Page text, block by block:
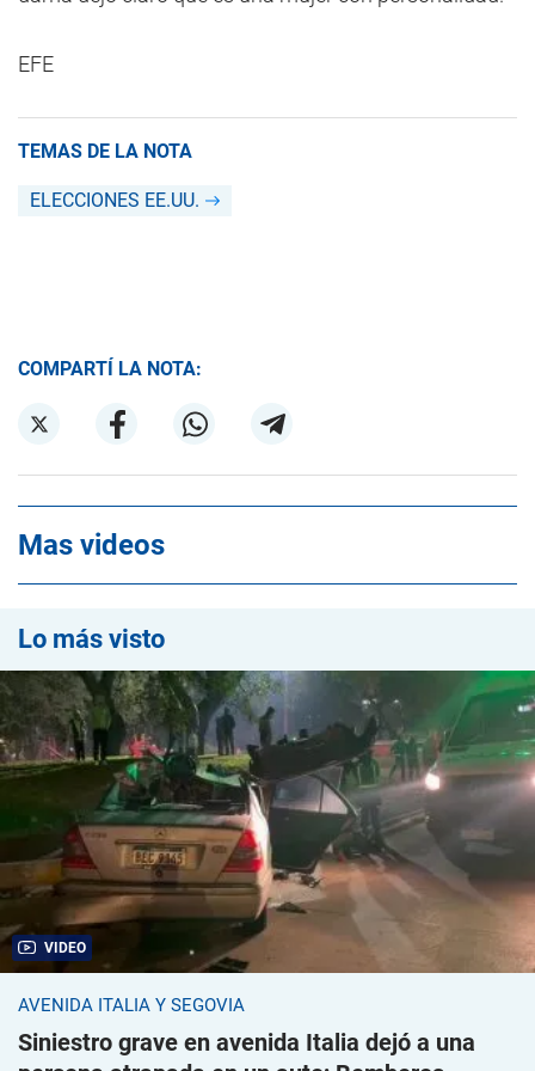
EFE
TEMAS DE LA NOTA
ELECCIONES EE.UU.
COMPARTÍ LA NOTA:
Mas videos
Lo más visto
VIDEO
AVENIDA ITALIA Y SEGOVIA
Siniestro grave en avenida Italia dejó a una